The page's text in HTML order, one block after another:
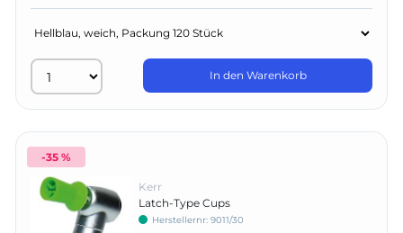
In den Warenkorb
-35 %
Kerr
Latch-Type Cups
Herstellernr: 9011/30